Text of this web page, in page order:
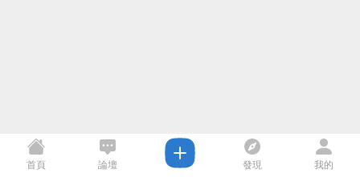
首頁 論壇 發現 我的